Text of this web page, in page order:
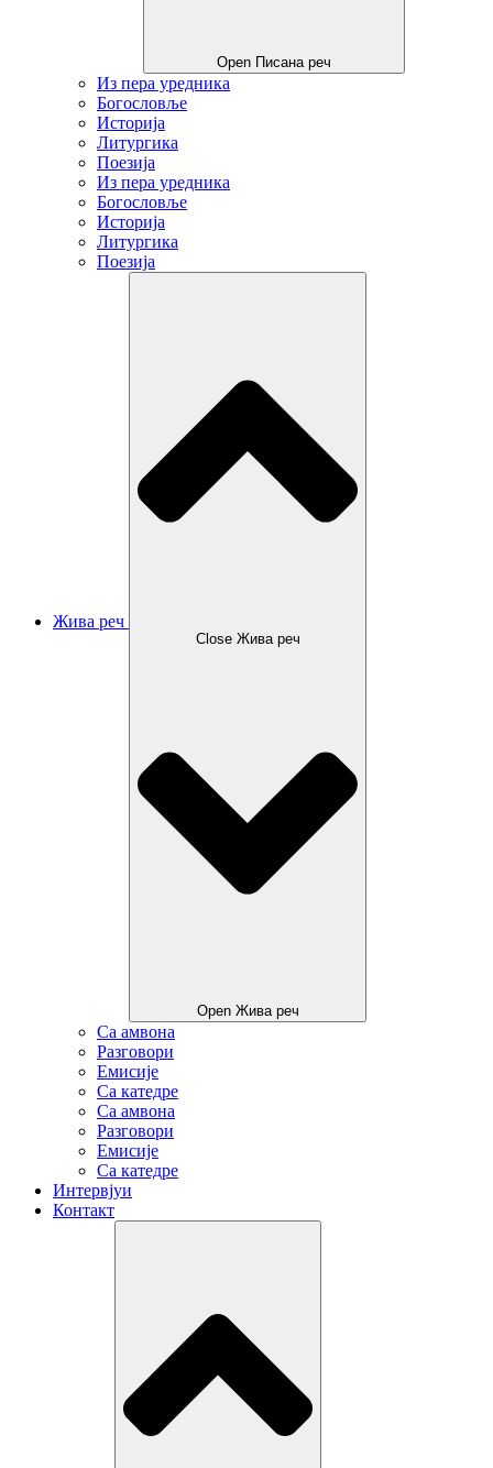
Open Писана реч
Из пера уредника
Богословље
Историја
Литургика
Поезија
Из пера уредника
Богословље
Историја
Литургика
Поезија
Жива реч
Close Жива реч
Open Жива реч
Са амвона
Разговори
Емисије
Са катедре
Са амвона
Разговори
Емисије
Са катедре
Интервјуи
Контакт